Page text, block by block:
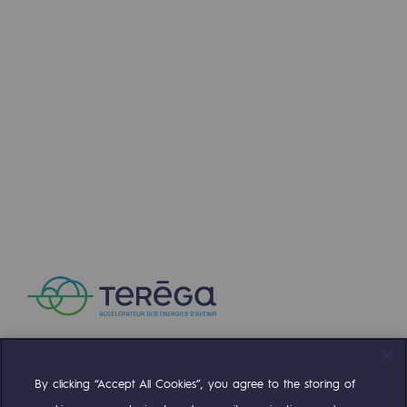
Compte TwitterCompte Facebook
Compte LinkedinCompte Youtube
By clicking “Accept All Cookies”, you agree to the storing of